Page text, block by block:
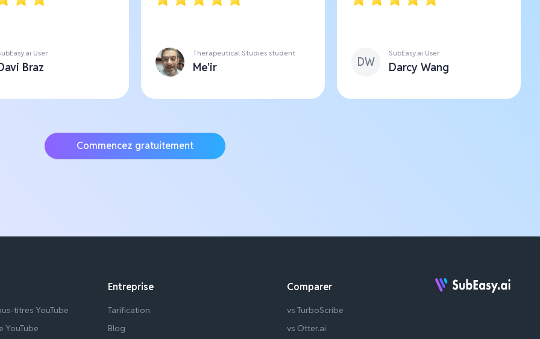
User
Braz
Therapeutical Studies student
Me'ir DW
SubEasy.ai User
Darcy Wang
Commencez gratuitement
titres YouTube
YouTube
Entreprise
Tarification
Blog
Comparer
vs TurboScribe
vs Otter.ai